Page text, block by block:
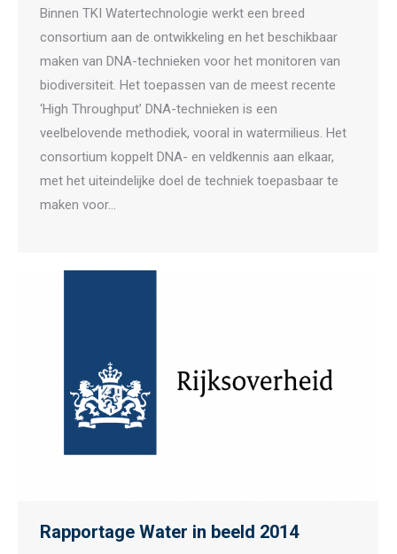
Binnen TKI Watertechnologie werkt een breed
consortium aan de ontwikkeling en het beschikbaar
maken van DNA-technieken voor het monitoren van
biodiversiteit. Het toepassen van de meest recente
‘High Throughput’ DNA-technieken is een
veelbelovende methodiek, vooral in watermilieus. Het
consortium koppelt DNA- en veldkennis aan elkaar,
met het uiteindelijke doel de techniek toepasbaar te
maken voor…
Rapportage Water in beeld 2014